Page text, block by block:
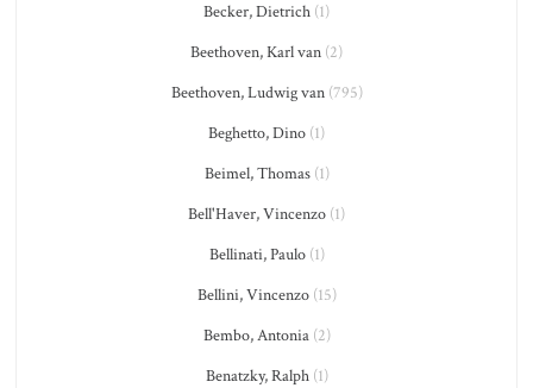
Becker, Dietrich (1)
Beethoven, Karl van (2)
Beethoven, Ludwig van(795)
Beghetto, Dino (1)
Beimel, Thomas(1)
Bell'Haver, Vincenzo (1)
Bellinati, Paulo(1)
Bellini, Vincenzo(15)
Bembo, Antonia(2)
Benatzky, Ralph(1)